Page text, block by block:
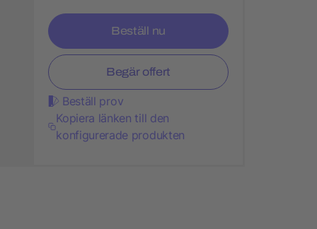
Beställ nu
Begär offert
Beställ prov
Kopiera länken till den
konfigurerade produkten